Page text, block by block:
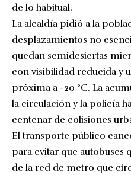
de lo habitual.
La alcaldía pidió a la
desplazamientos no
quedan semidesiertas
con visibilidad reducida y
próxima a -20 °C. La
la circulación y la policía
centenar de colisiones
El transporte público
para evitar que autobuses
de la red de metro que